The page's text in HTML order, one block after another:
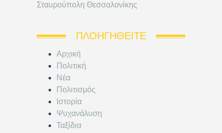
Σταυρούπολη Θεσσαλονίκης
ΠΛΟΗΓΗΘΕΊΤΕ
Αρχική
Πολιτική
Νέα
Πολιτισμός
Ιστορία
Ψυχανάλυση
Ταξίδια